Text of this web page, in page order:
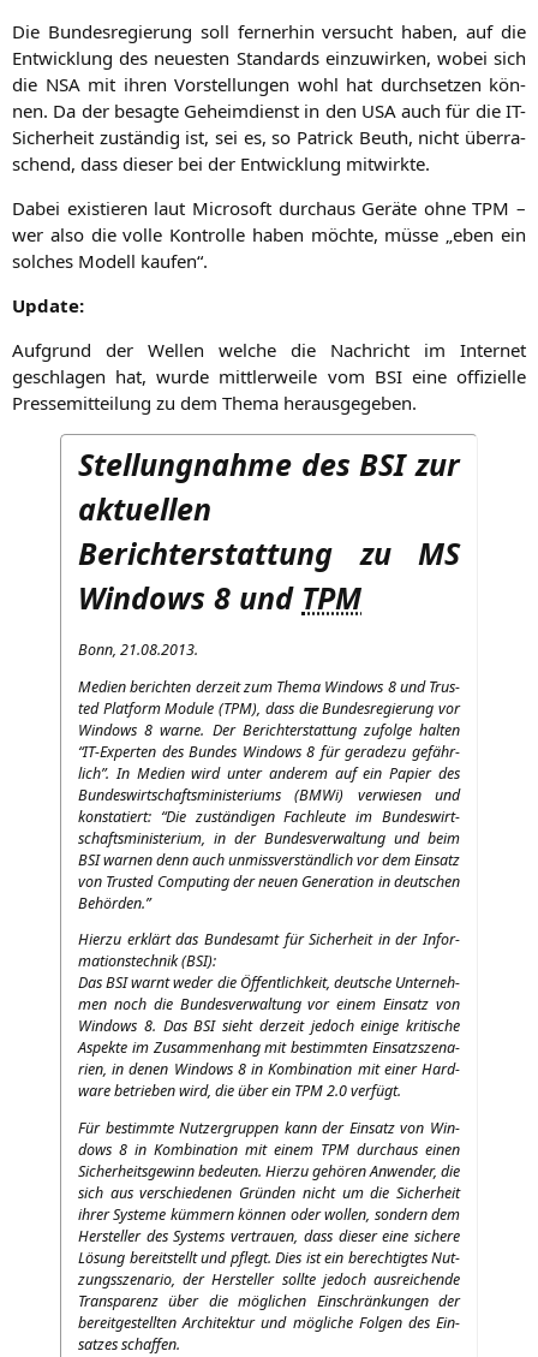
Die Bun­des­re­gie­rung soll fer­ner­hin ver­sucht haben, auf die
Ent­wick­lung des neu­es­ten Stan­dards ein­zu­wir­ken, wobei sich
die NSA mit ihren Vor­stel­lun­gen wohl hat durch­set­zen kön­
nen. Da der besag­te Geheim­dienst in den USA auch für die IT-
Sicher­heit zustän­dig ist, sei es, so Patrick Beuth, nicht über­ra­
schend, dass die­ser bei der Ent­wick­lung mitwirkte.
Dabei exis­tie­ren laut Micro­soft durch­aus Gerä­te ohneTPM –
wer also die vol­le Kon­trol­le haben möch­te, müs­se „eben ein
sol­ches Modell kaufen“.
Update:
Auf­grund der Wel­len wel­che die Nach­richt im Inter­net
geschla­gen hat, wur­de mitt­ler­wei­le vom BSIeine offi­zi­el­le
Pres­se­mit­tei­lung zu dem The­ma herausgegeben.
Stellungnahme des BSIzur
aktuellen
Berichterstattung zu MS
Windows 8 und TPM
Bonn, 21.08.2013.
Medi­en berich­ten der­zeit zum The­ma Win­dows 8 und Trus­
ted Plat­form Modu­le (TPM), dass die Bun­des­re­gie­rung vor
Win­dows 8 war­ne. Der Bericht­erstat­tung zufol­ge hal­ten
“IT-Exper­ten des Bun­des Win­dows 8 für gera­de­zu gefähr­
lich”. In Medi­en wird unter ande­rem auf ein Papier des
Bun­des­wirt­schafts­mi­nis­te­ri­ums (BMWi) ver­wie­sen und
kon­sta­tiert: “Die zustän­di­gen Fach­leu­te im Bun­des­wirt­
schafts­mi­nis­te­ri­um, in der Bun­des­ver­wal­tung und beim
BSIwar­nen denn auch unmiss­ver­ständ­lich vor dem Ein­satz
von Trus­ted Com­pu­ting der neu­en Gene­ra­ti­on in deut­schen
Behörden.”
Hier­zu erklärt das Bun­des­amt für Sicher­heit in der Infor­
ma­ti­ons­tech­nik (BSI):
DasBSIwarnt weder die Öffent­lich­keit, deut­sche Unter­neh­
men noch die Bun­des­ver­wal­tung vor einem Ein­satz von
Win­dows 8. DasBSIsieht der­zeit jedoch eini­ge kri­ti­sche
Aspek­te im Zusam­men­hang mit bestimm­ten Ein­satz­sze­na­
ri­en, in denen Win­dows 8 in Kom­bi­na­ti­on mit einer Hard­
ware betrie­ben wird, die über ein TPM2.0 verfügt.
Für bestimm­te Nut­zer­grup­pen kann der Ein­satz von Win­
dows 8 in Kom­bi­na­ti­on mit einem TPM durch­aus einen
Sicher­heits­ge­winn bedeu­ten. Hier­zu gehö­ren Anwen­der, die
sich aus ver­schie­de­nen Grün­den nicht um die Sicher­heit
ihrer Sys­te­me küm­mern kön­nen oder wol­len, son­dern dem
Her­stel­ler des Sys­tems ver­trau­en, dass die­ser eine siche­re
Lösung bereit­stellt und pflegt. Dies ist ein berech­tig­tes Nut­
zungs­sze­na­rio, der Her­stel­ler soll­te jedoch aus­rei­chen­de
Trans­pa­renz über die mög­li­chen Ein­schrän­kun­gen der
bereit­ge­stell­ten Archi­tek­tur und mög­li­che Fol­gen des Ein­
sat­zes schaffen.